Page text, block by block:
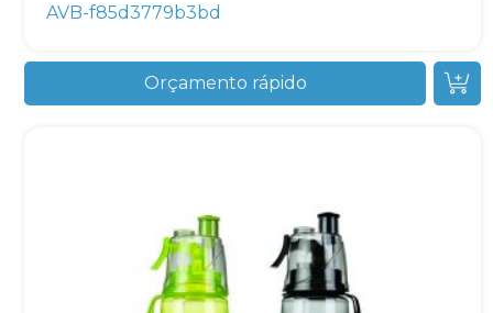
AVB-f85d3779b3bd
Orçamento rápido